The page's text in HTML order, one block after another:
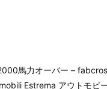
馬力オーバー –
Estrema アウトモビ